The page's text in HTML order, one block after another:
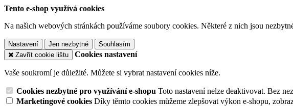
Tento e-shop využívá cookies
Na našich webových stránkách používáme soubory cookies. Některé z nich jsou
Nastavení Jen nezbytné
Souhlasím
Zavřít cookie lištu
Cookies nastavení
Vaše soukromí je důležité. Můžete si vybrat nastavení cookies níže.
Cookies nezbytné pro využívání e-shopu Toto nastavení nelze deaktivovat. Bez
Marketingové cookies Díky těmto cookies můžeme zlepšovat výkon e-shopu,